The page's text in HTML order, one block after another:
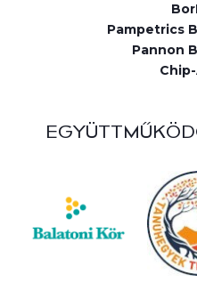
Pampetrics
Pannon